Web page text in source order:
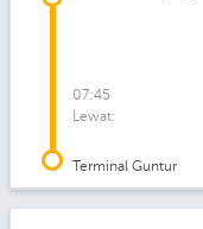
07:45
Lewat:
Terminal Guntur